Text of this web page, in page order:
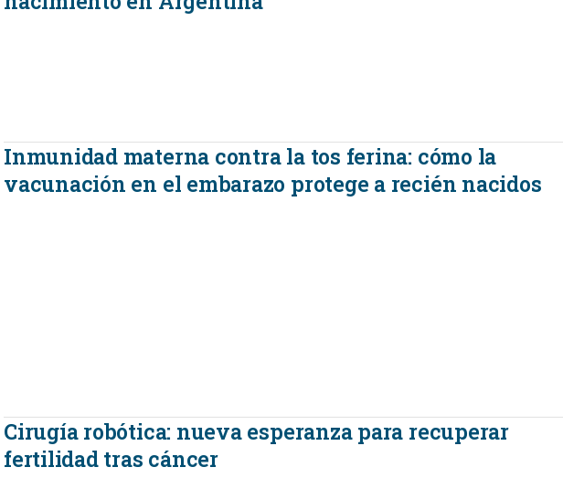
Inmunidad materna contra la tos ferina: cómo la
vacunación en el embarazo protege a recién nacidos
Cirugía robótica: nueva esperanza para recuperar
fertilidad tras cáncer